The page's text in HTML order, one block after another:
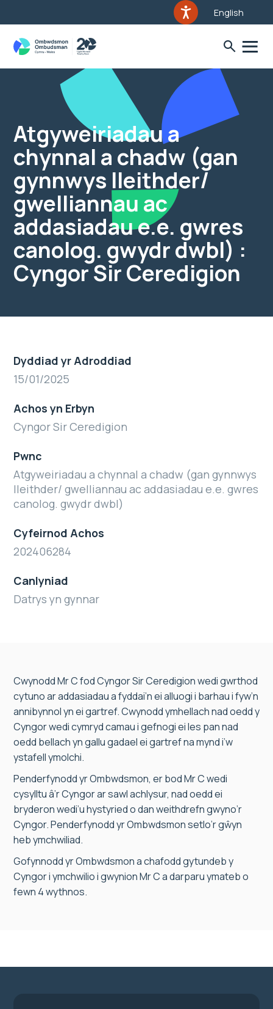
English
Atgyweiriadau a
chynnal a chadw (gan
gynnwys lleithder/
gwelliannau ac
addasiadau e.e. gwres
canolog. gwydr dwbl) :
Cyngor Sir Ceredigion
Dyddiad yr Adroddiad
15/01/2025
Achos yn Erbyn
Cyngor Sir Ceredigion
Pwnc
Atgyweiriadau a chynnal a chadw (gan gynnwys
lleithder/ gwelliannau ac addasiadau e.e. gwres
canolog. gwydr dwbl)
Cyfeirnod Achos
202406284
Canlyniad
Datrys yn gynnar
Cwynodd Mr C fod Cyngor Sir Ceredigion wedi gwrthod
cytuno ar addasiadau a fyddai’n ei alluogi i barhau i fyw’n
annibynnol yn ei gartref. Cwynodd ymhellach nad oedd y
Cyngor wedi cymryd camau i gefnogi ei les pan nad
oedd bellach yn gallu gadael ei gartref na mynd i’w
ystafell ymolchi.
Penderfynodd yr Ombwdsmon, er bod Mr C wedi
cysylltu â’r Cyngor ar sawl achlysur, nad oedd ei
bryderon wedi’u hystyried o dan weithdrefn gwyno’r
Cyngor. Penderfynodd yr Ombwdsmon setlo’r gŵyn
heb ymchwiliad.
Gofynnodd yr Ombwdsmon a chafodd gytundeb y
Cyngor i ymchwilio i gwynion Mr C a darparu ymateb o
fewn 4 wythnos.